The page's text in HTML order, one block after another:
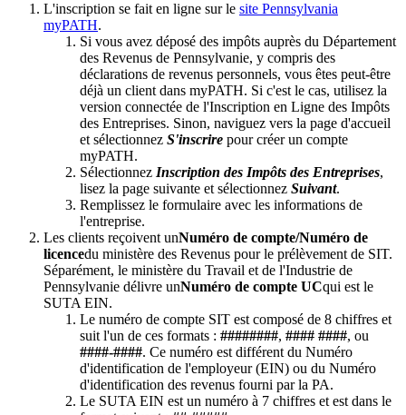
L'inscription se fait en ligne sur le site Pennsylvania
myPATH.
Si vous avez déposé des impôts auprès du Département
des Revenus de Pennsylvanie, y compris des
déclarations de revenus personnels, vous êtes peut-être
déjà un client dans myPATH. Si c'est le cas, utilisez la
version connectée de l'Inscription en Ligne des Impôts
des Entreprises. Sinon, naviguez vers la page d'accueil
et sélectionnez S'inscrire pour créer un compte
myPATH.
Sélectionnez Inscription des Impôts des Entreprises,
lisez la page suivante et sélectionnez Suivant.
Remplissez le formulaire avec les informations de
l'entreprise.
Les clients reçoivent unNuméro de compte/Numéro de
licencedu ministère des Revenus pour le prélèvement de SIT.
Séparément, le ministère du Travail et de l'Industrie de
Pennsylvanie délivre unNuméro de compte UCqui est le
SUTA EIN.
Le numéro de compte SIT est composé de 8 chiffres et
suit l'un de ces formats : ########, #### ####, ou
####-####. Ce numéro est différent du Numéro
d'identification de l'employeur (EIN) ou du Numéro
d'identification des revenus fourni par la PA.
Le SUTA EIN est un numéro à 7 chiffres et est dans le